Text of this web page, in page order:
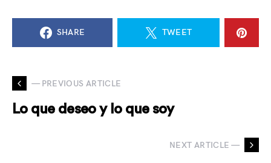
SHARE TWEET
— PREVIOUS ARTICLE
Lo que deseo y lo que soy
NEXT ARTICLE —